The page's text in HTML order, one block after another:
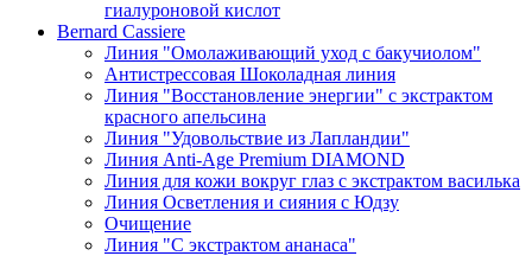
гиалуроновой кислот
Bernard Cassiere
Линия "Омолаживающий уход с бакучиолом"
Антистрессовая Шоколадная линия
Линия "Восстановление энергии" с экстрактом
красного апельсина
Линия "Удовольствие из Лапландии"
Линия Anti-Age Premium DIAMOND
Линия для кожи вокруг глаз с экстрактом василька
Линия Осветления и сияния с Юдзу
Очищение
Линия "С экстрактом ананаса"